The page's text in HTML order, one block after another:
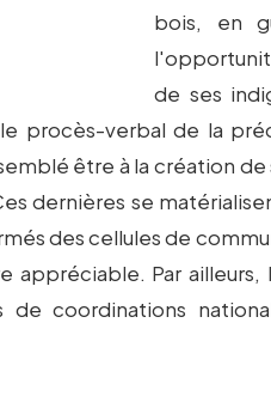
bois, en
de ses
procès-verbal de la
être à la création
dernières se
des cellules de
appréciable. Par
coordinations